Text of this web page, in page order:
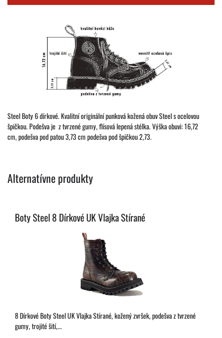
Steel Boty 6 dírkové. Kvalitní originální punková kožená obuv Steel s ocelovou
špičkou. Podešva je z tvrzené gumy, flísová lepená stélka. Výška obuvi: 16,72
cm, podešva pod patou 3,73 cm podešva pod špičkou 2,73.
Alternatívne produkty
Boty Steel 8 Dírkové UK Vlajka Stírané
8 Dírkové Boty Steel UK Vlajka Stírané, kožený zvršek, podešva z tvrzené
gumy, trojité šití,...